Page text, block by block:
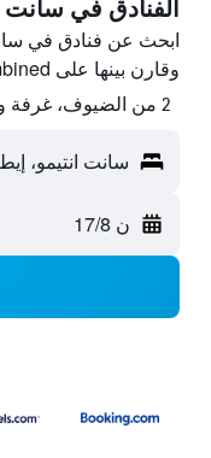
الفنادق في سانت
ابحث عن فنادق في
وقارن بينها على HotelsCombined ووفّر.
2 من الضيوف، غرفة واحدة
سانت انتيمو،
ن 17/8